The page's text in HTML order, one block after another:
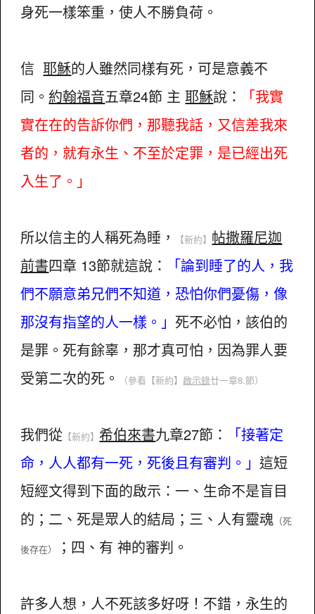
身死一樣笨重，使人不勝負荷。
信耶穌的人雖然同樣有死，可是意義不
同。 約翰福音五章24節 主耶穌說：
「我實
實在在的告訴你們，那聽我話，又信差我來
者的，就有永生、不至於定罪，是已經出死
入生了。」
所以信主的人稱死為睡， 【新約】 帖撒羅尼迦
前書四章 13節就這說：
「論到睡了的人，我
們不願意弟兄們不知道，恐怕你們憂傷，像
那沒有指望的人一樣。」死不必怕，該伯的
是罪。死有餘辜，那才真可怕，因為罪人要
受第二次的死。
（參看 【新約】啟示錄廿一章8.節）
我們從 【新約】 希伯來書九章27節：
「接著定
命，人人都有一死，死後且有審判。」這短
短經文得到下面的啟示：一、生命不是盲目
的；二、死是眾人的結局；三、人有靈魂 （死
後存在） ；四、有 神的審判。
許多人想，人不死該多好呀！不錯，永生的